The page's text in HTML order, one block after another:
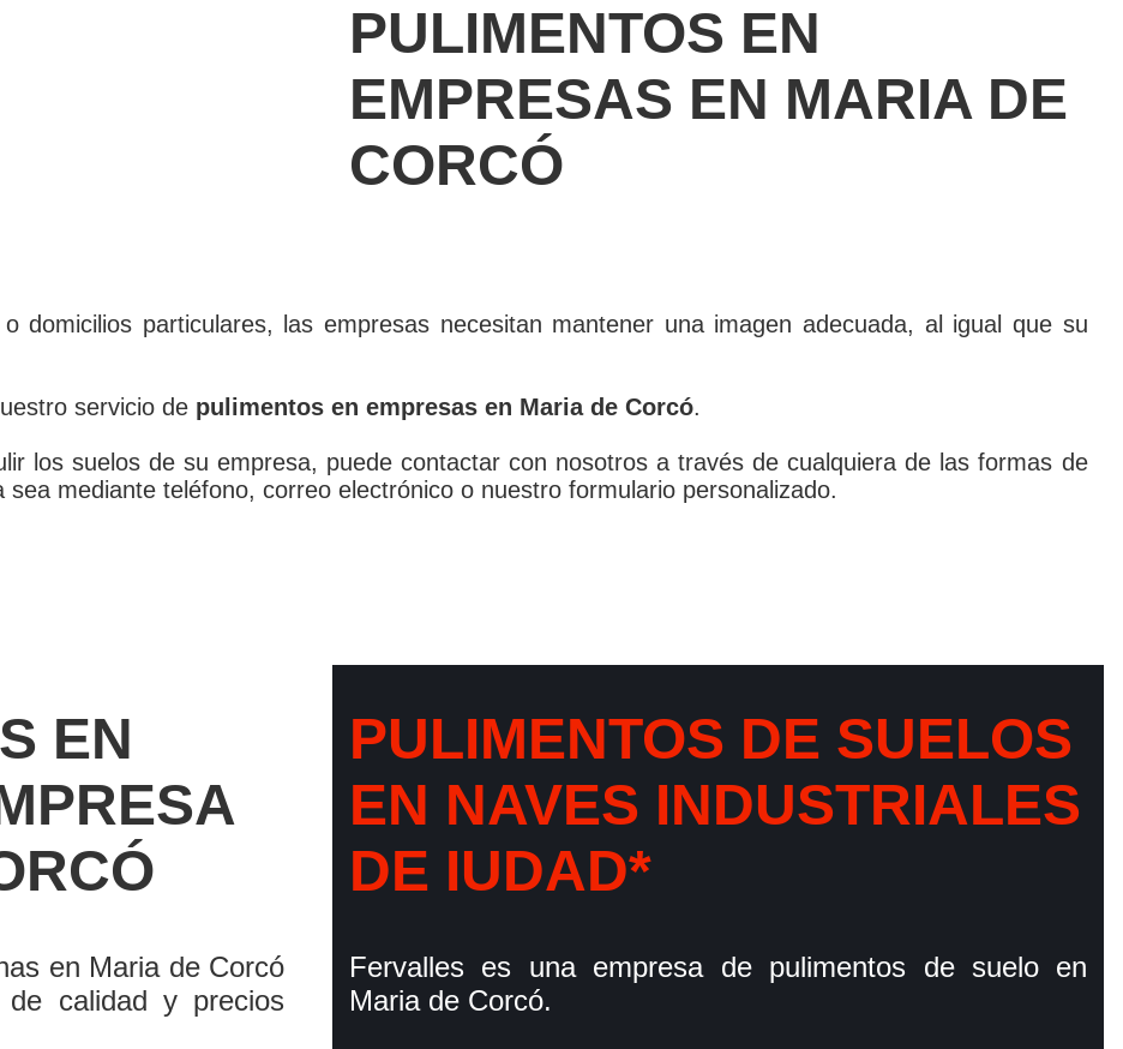
PULIMENTOS EN
EMPRESAS EN MARIA DE
CORCÓ
domicilios particulares, las empresas necesitan mantener una imagen adecuada, al igual que su
servicio de pulimentos en empresas en Maria de Corcó.
los suelos de su empresa, puede contactar con nosotros a través de cualquiera de las formas de
mediante teléfono, correo electrónico o nuestro formulario personalizado.
EN
en Maria de Corcó
calidad y precios
PULIMENTOS DE SUELOS
EN NAVES INDUSTRIALES
DE IUDAD*
Fervalles es una empresa de pulimentos de suelo en
Maria de Corcó.